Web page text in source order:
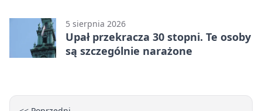
5 sierpnia 2026
Upał przekracza 30 stopni. Te osoby
są szczególnie narażone